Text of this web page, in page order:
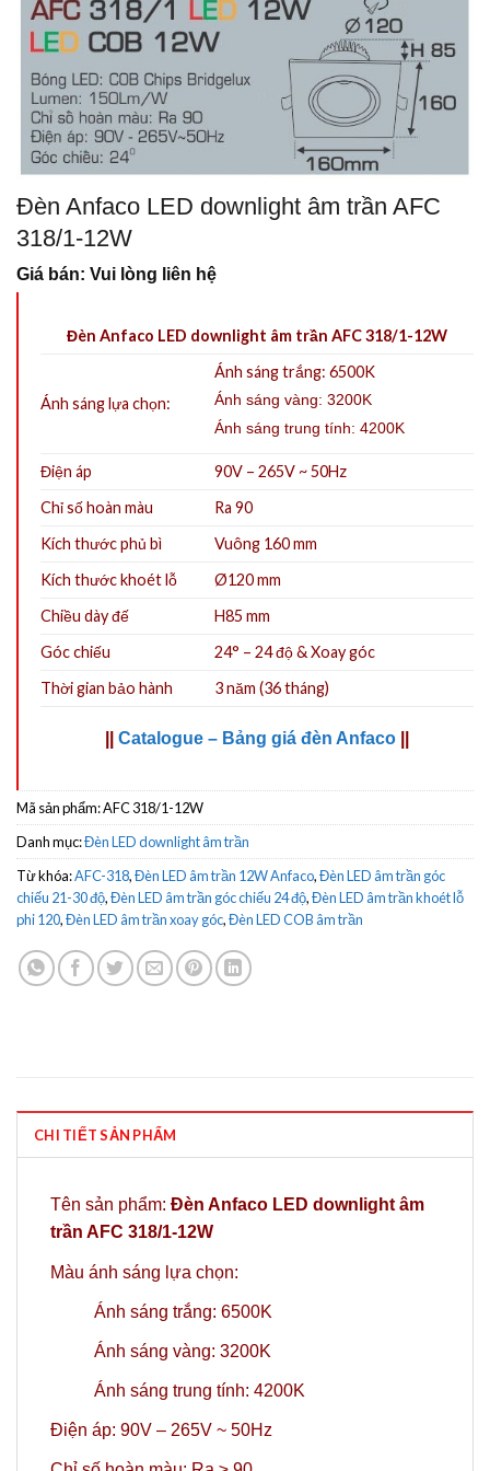
Đèn Anfaco LED downlight âm trần AFC
318/1-12W
Giá bán: Vui lòng liên hệ
Đèn Anfaco LED downlight âm trần AFC 318/1-12W
Ánh sáng lựa chọn:
Ánh sáng trắng: 6500K
Ánh sáng vàng: 3200K
Ánh sáng trung tính: 4200K
Điện áp
90V – 265V ~ 50Hz
Chỉ số hoàn màu
Ra 90
Kích thước phủ bì
Vuông 160 mm
Kích thước khoét lỗ
Ø120mm
Chiều dày đế
H85 mm
Góc chiếu
24° – 24 độ & Xoay góc
Thời gian bảo hành
3 năm (36 tháng)
Catalogue – Bảng giá đèn Anfaco
Mã sản phẩm:AFC 318/1-12W
Danh mục:Đèn LED downlight âm trần
Từ khóa:AFC-318,Đèn LED âm trần 12W Anfaco,Đèn LED âm trần góc
chiếu 21-30 độ,Đèn LED âm trần góc chiếu 24 độ,Đèn LED âm trần khoét lỗ
phi 120,Đèn LED âm trần xoay góc,Đèn LED COB âm trần
CHI TIẾT SẢN PHẨM
Tên sản phẩm: Đèn Anfaco LED downlight âm
trần AFC 318/1-12W
Màu ánh sáng lựa chọn:
Ánh sáng trắng: 6500K
Ánh sáng vàng: 3200K
Ánh sáng trung tính: 4200K
Điện áp: 90V – 265V ~ 50Hz